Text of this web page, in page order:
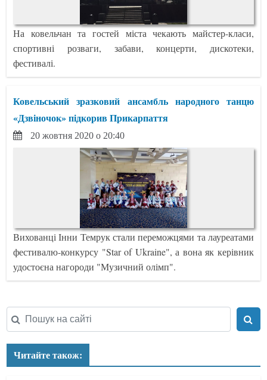
На ковельчан та гостей міста чекають майстер-класи,
спортивні розваги, забави, концерти, дискотеки,
фестивалі.
Ковельський зразковий ансамбль народного танцю
«Дзвіночок» підкорив Прикарпаття
20 жовтня 2020 о 20:40
Вихованці Інни Темрук стали переможцями та лауреатами
фестивалю-конкурсу "Star of Ukraine", а вона як керівник
удостоєна нагороди "Музичний олімп".
Читайте також: